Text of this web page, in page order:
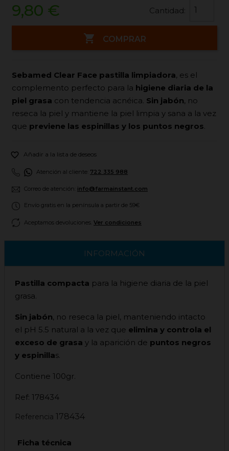
9,80 € Cantidad:
 COMPRAR
Sebamed Clear Face pastilla limpiadora, es el
complemento perfecto para la higiene diaria de la
piel grasa con tendencia acnéica. Sin jabón, no
reseca la piel y mantiene la piel limpia y sana a la vez
que previene las espinillas y los puntos negros.
 Añadir a la lista de deseos
Atención al cliente: 722 335 988
Correo de atención: info@farmainstant.com
Envío gratis en la península a partir de 59€
Aceptamos devoluciones. Ver condiciones
INFORMACIÓN
Pastilla compacta para la higiene diaria de la piel
grasa.
Sin jabón, no reseca la piel, manteniendo intacto
el pH 5.5 natural a la vez que elimina y controla el
exceso de grasa y la aparición de puntos negros
y espinillas.
Contiene 100gr.
Ref: 178434
Referencia 178434
Ficha técnica